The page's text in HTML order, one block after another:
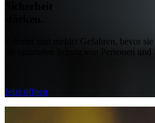
Erkennt und meldet Gefahren, bevor sie
für optimalen Schutz von Personen und
Jetzt öffnen